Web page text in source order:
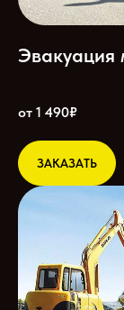
Эвакуация
от 1 490₽
ЗАКАЗАТЬ